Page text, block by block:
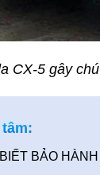
CX-5 gây
BẢO